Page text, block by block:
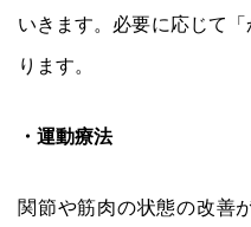
いきます。必要に応じて
ります。
・運動療法
関節や筋肉の状態の改善